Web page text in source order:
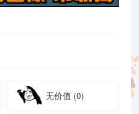
无价值 (0)